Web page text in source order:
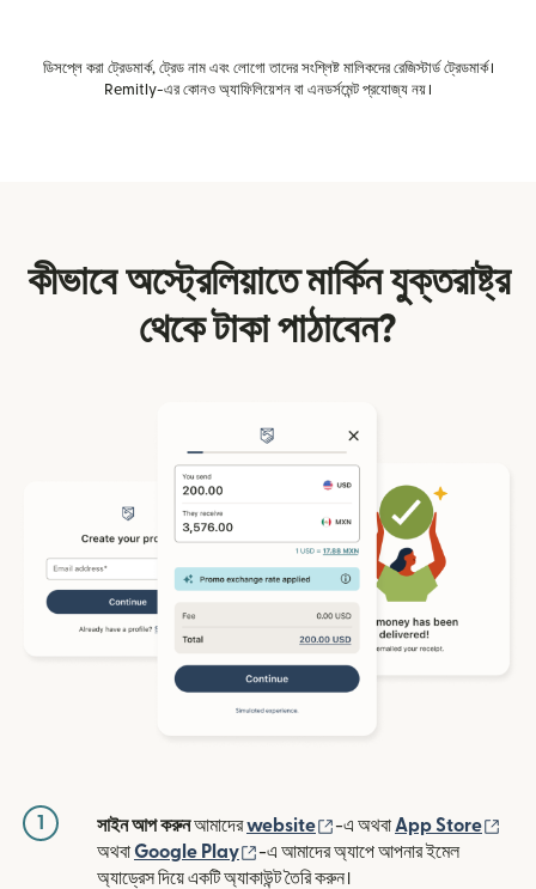
ডিসপ্লে করা ট্রেডমার্ক, ট্রেড নাম এবং লোগো তাদের সংশ্লিষ্ট মালিকদের রেজিস্টার্ড ট্রেডমার্ক।
Remitly-এর কোনও অ্যাফিলিয়েশন বা এনডর্সমেন্ট প্রযোজ্য নয়।
কীভাবে অস্ট্রেলিয়াতে মার্কিন যুক্তরাষ্ট্র
থেকে টাকা পাঠাবেন?
1 সাইন আপ করুনআমাদেরwebsite (নতুন উইন্ডোতে খুলবে)
-এ অথবা App Store
অথবাGoogle Play (নতুন উইন্ডোতে খুলবে)
-এ আমাদের অ্যাপে আপনার ইমেল
অ্যাড্রেস দিয়ে একটি অ্যাকাউন্ট তৈরি করুন।